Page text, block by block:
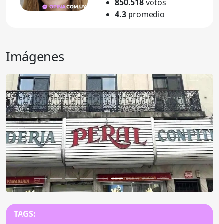
850.518votos
4.3 promedio
Imágenes
Anterior
TAGS: